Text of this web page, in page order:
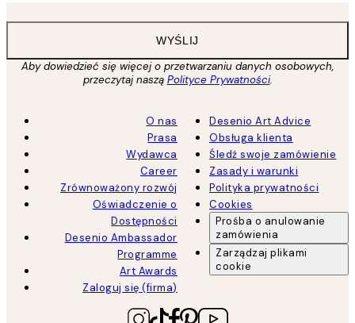
WYŚLIJ
Aby dowiedzieć się więcej o przetwarzaniu danych osobowych,
przeczytaj naszą Polityce Prywatności.
O nas
Prasa
Wydawca
Career
Zrównoważony rozwój
Oświadczenie o
Dostępności
Desenio Ambassador
Programme
Art Awards
Zaloguj się (firma)
Desenio Art Advice
Obsługa klienta
Śledź swoje zamówienie
Zasady i warunki
Polityka prywatności
Cookies
Prośba o anulowanie
zamówienia
Zarządzaj plikami
cookie